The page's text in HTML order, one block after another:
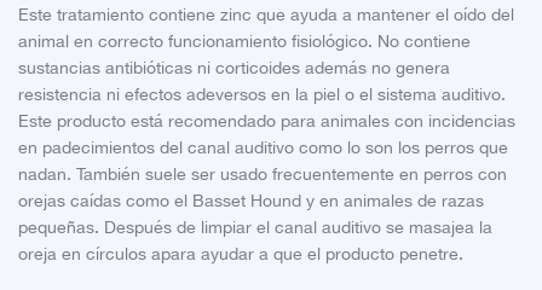
Este tratamiento contiene zinc que ayuda a mantener el oído del
animal en correcto funcionamiento fisiológico. No contiene
sustancias antibióticas ni corticoides además no genera
resistencia ni efectos adeversos en la piel o el sistema auditivo.
Este producto está recomendado para animales con incidencias
en padecimientos del canal auditivo como lo son los perros que
nadan. También suele ser usado frecuentemente en perros con
orejas caídas como el Basset Hound y en animales de razas
pequeñas. Después de limpiar el canal auditivo se masajea la
oreja en círculos apara ayudar a que el producto penetre.